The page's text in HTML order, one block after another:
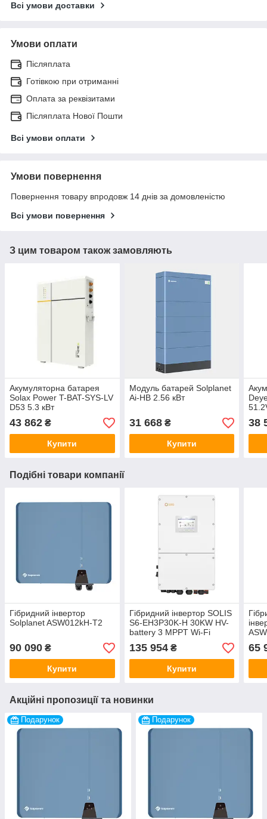
Всі умови доставки
Умови оплати
Післяплата
Готівкою при отриманні
Оплата за реквізитами
Післяплата Нової Пошти
Всі умови оплати
Умови повернення
Повернення товару впродовж 14 днів за домовленістю
Всі умови повернення
З цим товаром також замовляють
Акумуляторна батарея
Solax Power T-BAT-SYS-LV
D53 5.3 кВт
43 862 ₴
Купити
Модуль батарей Solplanet
Ai-HB 2.56 кВт
31 668₴
Купити
38
Подібні товари компанії
Гібридний інвертор
Solplanet ASW012kH-T2
90 090 ₴
Купити
Гібридний інвертор SOLIS
S6-EH3P30K-H 30KW HV-
battery 3 MPPT Wi-Fi
135 954₴
Купити
65
Акційні пропозиції та новинки
Подарунок Подарунок